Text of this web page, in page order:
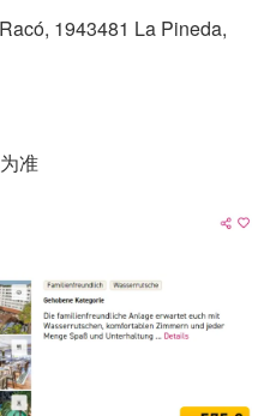
1943481 La Pineda,
准